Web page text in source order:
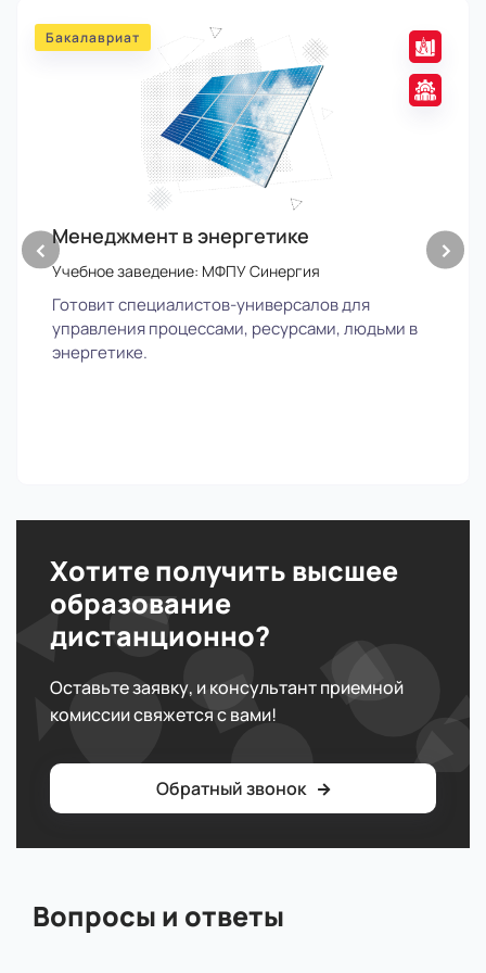
‹
Бакалавриат
Менеджмент в энергетике
Учебное заведение: МФПУ Синергия
Готовит специалистов-универсалов для
управления процессами, ресурсами, людьми в
энергетике.
›
Хотите получить высшее
образование
дистанционно?
Оставьте заявку, и консультант приемной
комиссии свяжется с вами!
Обратный звонок
Вопросы и ответы